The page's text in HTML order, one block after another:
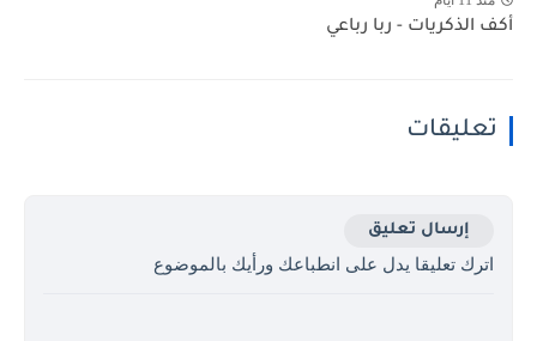
أكف الذكريات - ربا رباعي
تعليقات
إرسال تعليق
اترك تعليقا يدل على انطباعك ورأيك بالموضوع